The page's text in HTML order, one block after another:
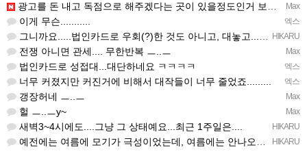
Max
광고를 돈 내고 독점으로 해주겠다는 곳이 있을정도인거 보면 어마어마한 게임은 맞는듯 ㅡ..ㅡ... 여태까지 …
엑스
이게 무슨...........
HIKARU
그니까요.....법인카드로 우회(?)한 것도 아니고, 대놓고...ㅋ ㅋ)
Max
전쟁 아니면 관세.... 무한반복 ㅡ..ㅡ
엑스
법인카드로 성접대...대단하네요 ㅋㅋㅋㅋ
엑스
너무 커졌지만 커진거에 비해서 대작들이 너무 줄었죠.........
Max
갱장허네 ㅡ..ㅡ
Max
헐 ㅡ..ㅡy~
HIKARU
새벽3~4시에도....그냥 그 상태예요...최근 1주일은....
HIKARU
예전에는 여름에 모기가 극성이었는데, 여름에는 안나오는 것 같은.....ㅎ ㅎ)